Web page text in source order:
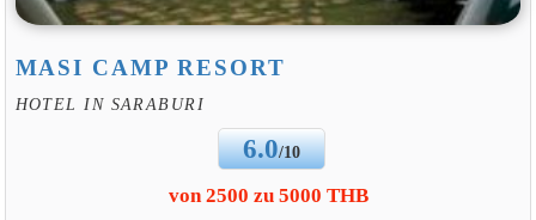
MASI CAMP RESORT
HOTEL IN SARABURI
6.0/10
von 2500 zu 5000 THB